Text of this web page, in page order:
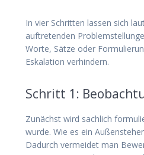
In vier Schritten lassen sich
auftretenden
Worte, Sätze oder
Eskalation verhindern.
Schritt 1:
Zunächst wird sachlich
wurde. Wie es ein
Dadurch vermeidet man